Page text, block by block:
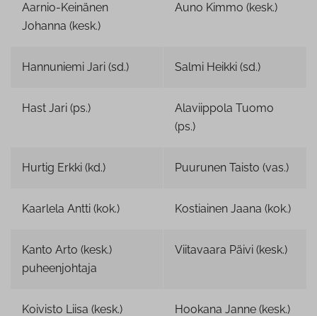
Aarnio-Keinänen
Johanna (kesk.)
Auno Kimmo (kesk.)
Hannuniemi Jari (sd.) Salmi Heikki (sd.)
Hast Jari (ps.)
Alaviippola Tuomo
(ps.)
Hurtig Erkki (kd.) Puurunen Taisto (vas.)
Kaarlela Antti (kok.) Kostiainen Jaana (kok.)
Kanto Arto (kesk.)
puheenjohtaja
Viitavaara Päivi (kesk.)
Koivisto Liisa (kesk.) Hookana Janne (kesk.)